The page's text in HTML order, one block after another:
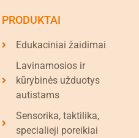
PRODUKTAI
Edukaciniai žaidimai
Lavinamosios ir
kūrybinės užduotys
autistams
Sensorika, taktilika,
specialieji poreikiai